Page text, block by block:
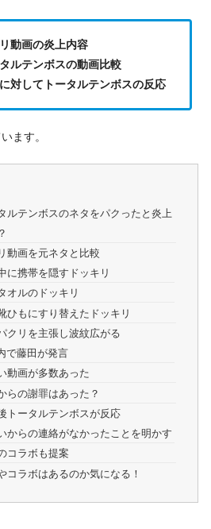
動画の炎上内容
ルテンボスの動画比較
対してトータルテンボスの反応
ます。
ルテンボスのネタをパクったと炎上
動画を元ネタと比較
に携帯を隠すドッキリ
オルのドッキリ
ひもにすり替えたドッキリ
クリを主張し波紋広がる
で藤田が発言
動画が多数あった
らの謝罪はあった？
トータルテンボスが反応
からの連絡がなかったことを明かす
コラボも提案
コラボはあるのか気になる！